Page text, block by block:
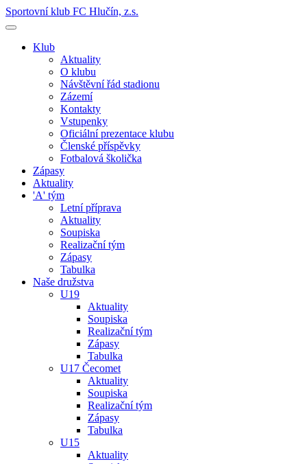
Sportovní klub FC Hlučín, z.s.
Klub
Aktuality
O klubu
Návštěvní řád stadionu
Zázemí
Kontakty
Vstupenky
Oficiální prezentace klubu
Členské příspěvky
Fotbalová školička
Zápasy
Aktuality
'A' tým
Letní příprava
Aktuality
Soupiska
Realizační tým
Zápasy
Tabulka
Naše družstva
U19
Aktuality
Soupiska
Realizační tým
Zápasy
Tabulka
U17 Čecomet
Aktuality
Soupiska
Realizační tým
Zápasy
Tabulka
U15
Aktuality